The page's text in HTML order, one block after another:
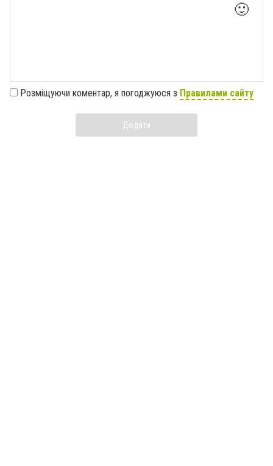
🙂
Розміщуючи коментар, я погоджуюся з Правилами сайту
Додати